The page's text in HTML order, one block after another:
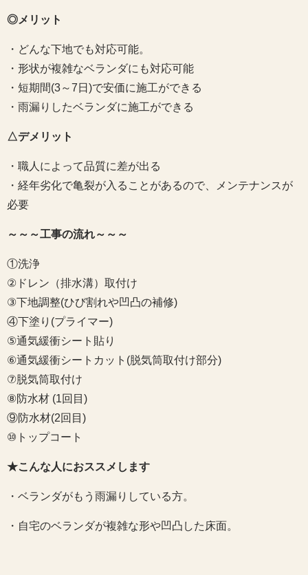
◎メリット
・どんな下地でも対応可能。
・形状が複雑なベランダにも対応可能
・短期間(3～7日)で安価に施工ができる
・雨漏りしたベランダに施工ができる
△デメリット
・職人によって品質に差が出る
・経年劣化で亀裂が入ることがあるので、メンテナンスが
必要
～～～工事の流れ～～～
①洗浄
②ドレン（排水溝）取付け
③下地調整(ひび割れや凹凸の補修)
④下塗り(プライマー)
⑤通気緩衝シート貼り
⑥通気緩衝シートカット(脱気筒取付け部分)
⑦脱気筒取付け
⑧防水材 (1回目)
⑨防水材(2回目)
⑩トップコート
★こんな人におススメします
・ベランダがもう雨漏りしている方。
・自宅のベランダが複雑な形や凹凸した床面。